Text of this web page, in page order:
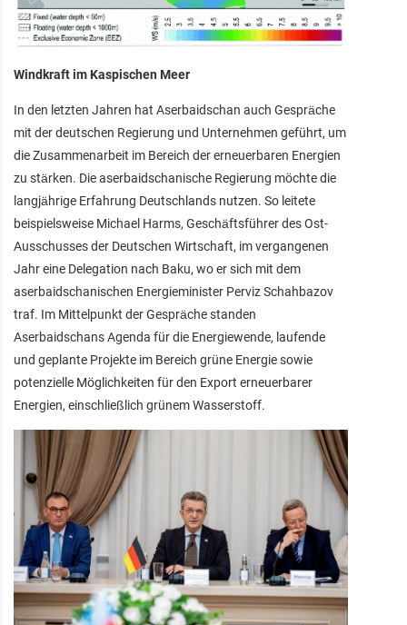
Windkraft im Kaspischen Meer
In den letzten Jahren hat Aserbaidschan auch Gespräche
mit der deutschen Regierung und Unternehmen geführt, um
die Zusammenarbeit im Bereich der erneuerbaren Energien
zu stärken. Die aserbaidschanische Regierung möchte die
langjährige Erfahrung Deutschlands nutzen. So leitete
beispielsweise Michael Harms, Geschäftsführer des Ost-
Ausschusses der Deutschen Wirtschaft, im vergangenen
Jahr eine Delegation nach Baku, wo er sich mit dem
aserbaidschanischen Energieminister Perviz Schahbazov
traf. Im Mittelpunkt der Gespräche standen
Aserbaidschans Agenda für die Energiewende, laufende
und geplante Projekte im Bereich grüne Energie sowie
potenzielle Möglichkeiten für den Export erneuerbarer
Energien, einschließlich grünem Wasserstoff.